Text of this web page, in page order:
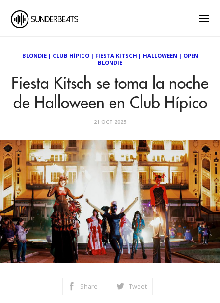
BLONDIE| CLUB HÍPICO| FIESTA KITSCH | HALLOWEEN | OPEN
BLONDIE
Fiesta Kitsch se toma la noche
de Halloween en Club Hípico
21 OCT 2025
Share Tweet